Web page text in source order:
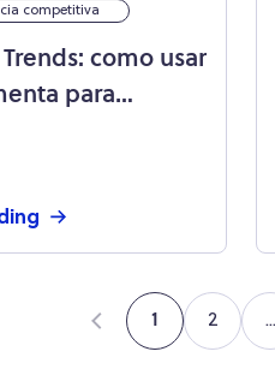
competitiva
como usar
para
1 2 ...